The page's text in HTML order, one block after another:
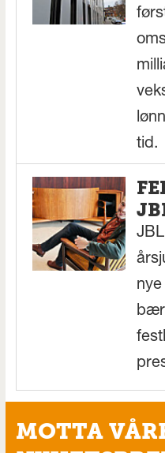
tid.
MOTTA